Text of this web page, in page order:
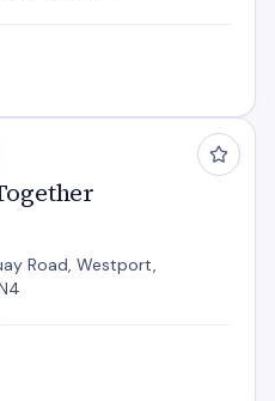
School
Road, Westport,